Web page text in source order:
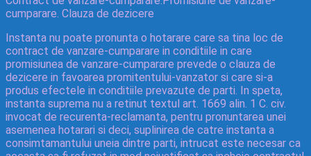
cumparare. Clauza de dezicere
Instanta nu poate pronunta o hotarare care sa tina loc de
contract de vanzare-cumparare in conditiile in care
promisiunea de vanzare-cumparare prevede o clauza de
dezicere in favoarea promitentului-vanzator si care si-a
produs efectele in conditiile prevazute de parti. In speta,
instanta suprema nu a retinut textul art. 1669 alin. 1 C. civ.
invocat de recurenta-reclamanta, pentru pronuntarea unei
asemenea hotarari si deci, suplinirea de catre instanta a
consimtamantului uneia dintre parti, intrucat este necesar ca